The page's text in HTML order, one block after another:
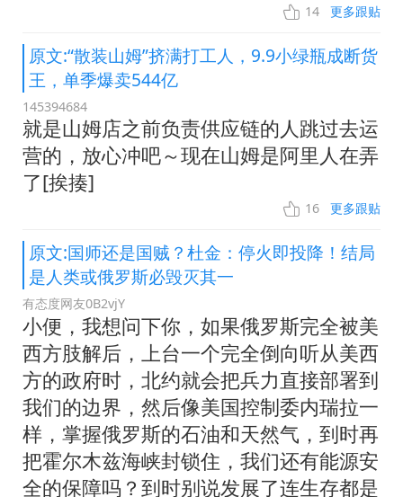
14 更多跟贴
原文:“散装山姆”挤满打工人，9.9小绿瓶成断货
王，单季爆卖544亿
145394684
就是山姆店之前负责供应链的人跳过去运
营的，放心冲吧～现在山姆是阿里人在弄
了[挨揍]
16 更多跟贴
原文:国师还是国贼？杜金：停火即投降！结局
是人类或俄罗斯必毁灭其一
有态度网友0B2vjY
小便，我想问下你，如果俄罗斯完全被美
西方肢解后，上台一个完全倒向听从美西
方的政府时，北约就会把兵力直接部署到
我们的边界，然后像美国控制委内瑞拉一
样，掌握俄罗斯的石油和天然气，到时再
把霍尔木兹海峡封锁住，我们还有能源安
全的保障吗？到时别说发展了连生存都是